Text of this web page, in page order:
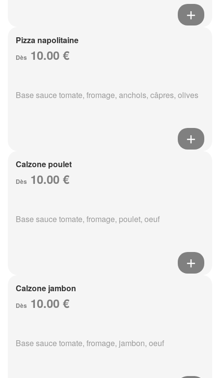
Pizza napolitaine
Dès 10.00 €
Base sauce tomate, fromage, anchois, câpres, olives
Calzone poulet
Dès 10.00 €
Base sauce tomate, fromage, poulet, oeuf
Calzone jambon
Dès 10.00 €
Base sauce tomate, fromage, jambon, oeuf